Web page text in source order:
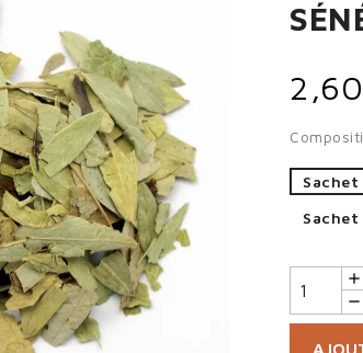
Sachet
Sachet